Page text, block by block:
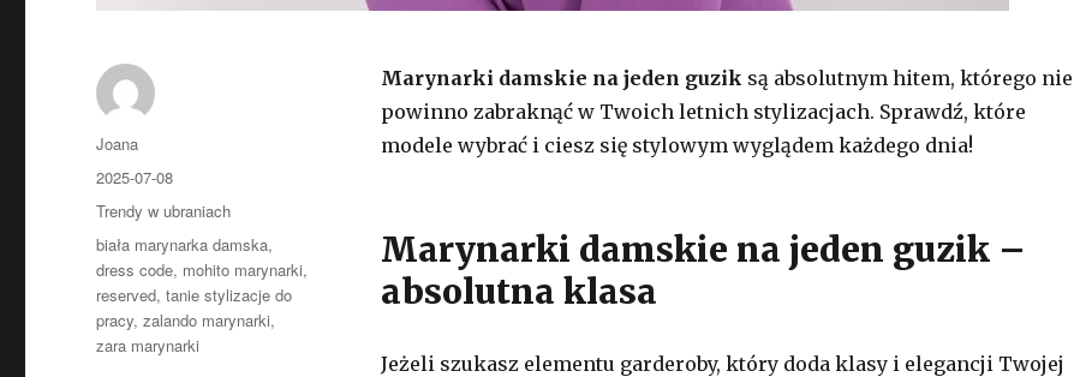
Marynarki damskie na jeden guzik są absolutnym hitem, którego nie
powinno zabraknąć w Twoich letnich stylizacjach. Sprawdź, które
modele wybrać i ciesz się stylowym wyglądem każdego dnia!
Marynarki damskie na jeden guzik –
absolutna klasa
Jeżeli szukasz elementu garderoby, który doda klasy i elegancji Twojej
Autor
Joana
Opublikowano
2025-07-08
Kategorie
Trendy w ubraniach
Tagi
biała marynarka damska,
dress code, mohito marynarki,
reserved,tanie stylizacje do
pracy,zalando marynarki,
zara marynarki